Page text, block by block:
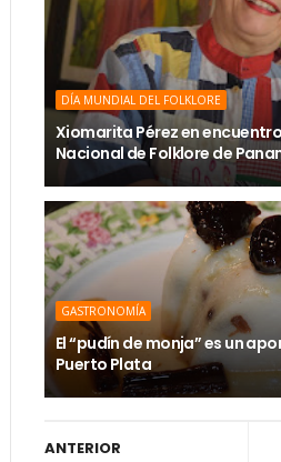
DÍA MUNDIAL DEL FOLKLORE
Xiomarita Pérez en
Nacional de Folklore de
GASTRONOMÍA
El “pudín de monja” es un
Puerto Plata
ANTERIOR